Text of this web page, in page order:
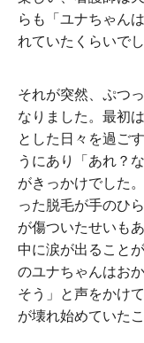
らも「ユナちゃん
れていたくらいでし
それが突然、ぷつ
なりました。最初
とした日々を過ご
うにあり「あれ？
がきっかけでした
った脱毛が手のひ
が傷ついたせいも
中に涙が出ること
のユナちゃんはお
そう」と声をかけ
が壊れ始めていた